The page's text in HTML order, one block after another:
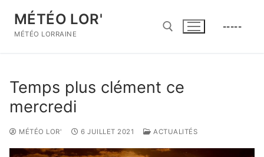
contenu
MÉTÉO LOR'
MÉTÉO LORRAINE
-----
Temps plus clément ce
mercredi
MÉTÉO LOR' 6 JUILLET 2021 ACTUALITÉS